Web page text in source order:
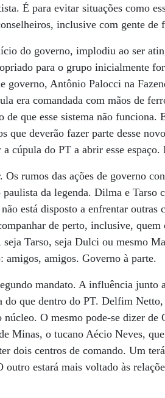
É para evitar situações como
inclusive com gente de
do governo, implodiu ao ser
para o grupo inicialmente
governo, Antônio Palocci na
era comandada com mãos de
de que esse sistema não
que deverão fazer parte desse
cúpula do PT a abrir esse
rumos das ações de governo
da legenda. Dilma e Tarso
está disposto a enfrentar outras
de perto, inclusive,
seja Tarso, seja Dulci ou mesmo
amigos, amigos. Governo à parte.
mandato. A influência junto
do que dentro do PT. Delfim
O mesmo pode-se dizer
Minas, o tucano Aécio Neves,
dois centros de comando. Um
estará mais voltado às